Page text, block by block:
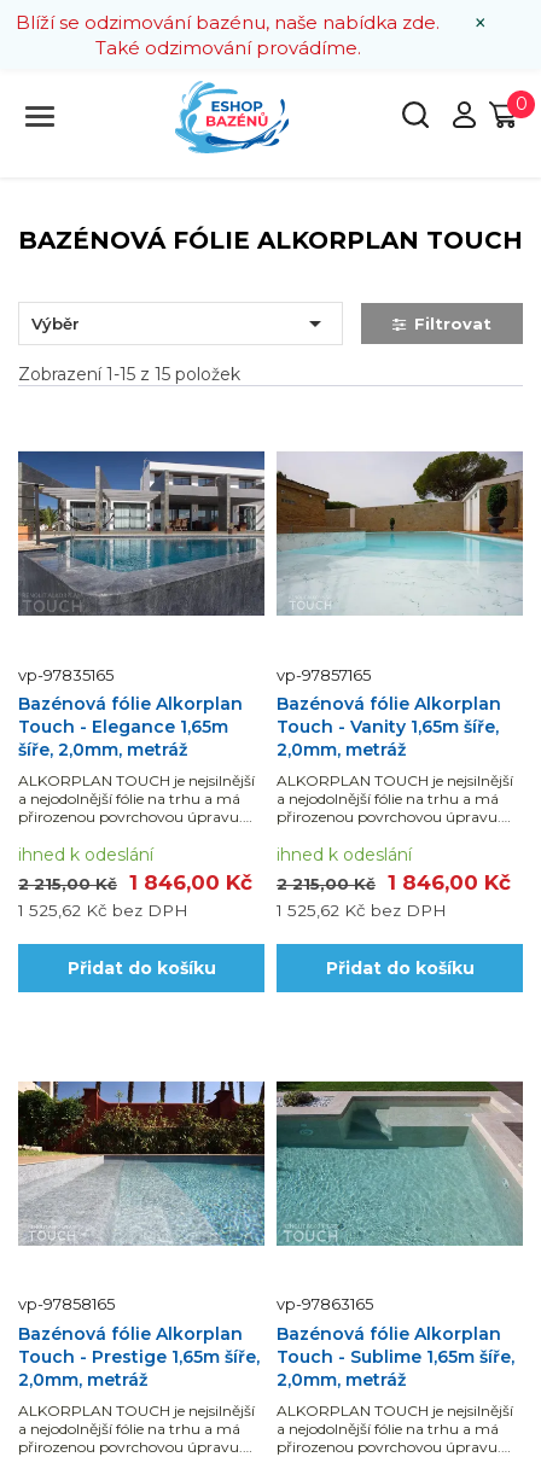
×
Blíží se odzimování bazénu, naše nabídka zde.
Také odzimování provádíme.
0
BAZÉNOVÁ FÓLIE ALKORPLAN TOUCH
Výběr  Filtrovat
Zobrazení 1-15 z 15 položek
vp-97835165
Bazénová fólie Alkorplan
Touch - Elegance 1,65m
šíře, 2,0mm, metráž
ALKORPLAN TOUCH je nejsilnější
a nejodolnější fólie na trhu a má
přirozenou povrchovou úpravu.
(uvedená cena je za 1 bm fólie šířky
1,65 m = 1,65 m2). Návin na roli je
21...
2 215,00 Kč 1 846,00 Kč
1 525,62 Kč bez DPH
ihned k odeslání
Přidat do košíku
vp-97857165
Bazénová fólie Alkorplan
Touch - Vanity 1,65m šíře,
2,0mm, metráž
ALKORPLAN TOUCH je nejsilnější
a nejodolnější fólie na trhu a má
přirozenou povrchovou úpravu.
(uvedená cena je za 1 bm fólie šířky
1,65 m = 1,65 m2). Návin na roli je
25...
2 215,00 Kč 1 846,00 Kč
1 525,62 Kč bez DPH
ihned k odeslání
Přidat do košíku
vp-97858165
Bazénová fólie Alkorplan
Touch - Prestige 1,65m šíře,
2,0mm, metráž
ALKORPLAN TOUCH je nejsilnější
a nejodolnější fólie na trhu a má
přirozenou povrchovou úpravu.
vp-97863165
Bazénová fólie Alkorplan
Touch - Sublime 1,65m šíře,
2,0mm, metráž
ALKORPLAN TOUCH je nejsilnější
a nejodolnější fólie na trhu a má
přirozenou povrchovou úpravu.